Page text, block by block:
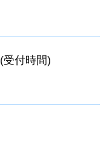
受付時間)